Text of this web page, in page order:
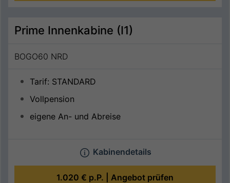
Prime Innenkabine (I1)
BOGO60 NRD
Tarif: STANDARD
Vollpension
eigene An- und Abreise
Kabinendetails
1.020 € p.P. | Angebot prüfen